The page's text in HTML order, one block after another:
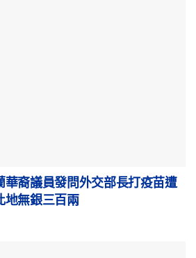
華裔議員發問外交部長打疫苗遭
地無銀三百兩